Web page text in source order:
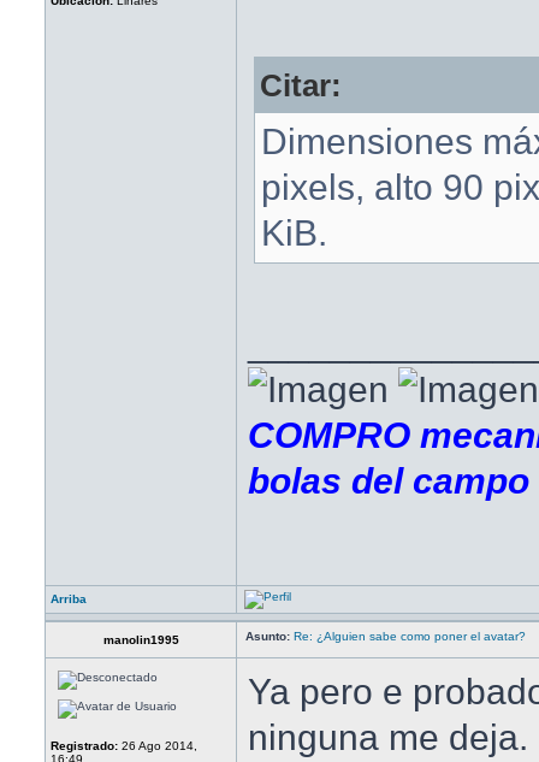
Citar:
Dimensiones
pixels, alto 90
KiB.
COMPRO
bolas del campo
Arriba
manolin1995 Asunto: Re: ¿Alguien sabe como poner el avatar?
Registrado: 26 Ago 2014,
16:49
Ya pero e
ninguna me deja.